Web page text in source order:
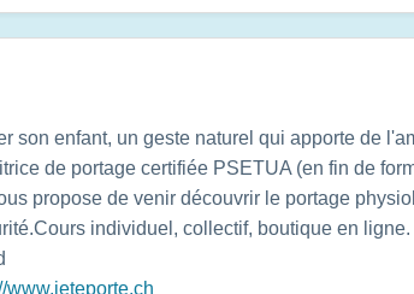
son enfant, un geste naturel qui apporte de
de portage certifiée PSETUA (en fin de
propose de venir découvrir le portage
individuel, collectif, boutique en ligne.
www.jeteporte.ch